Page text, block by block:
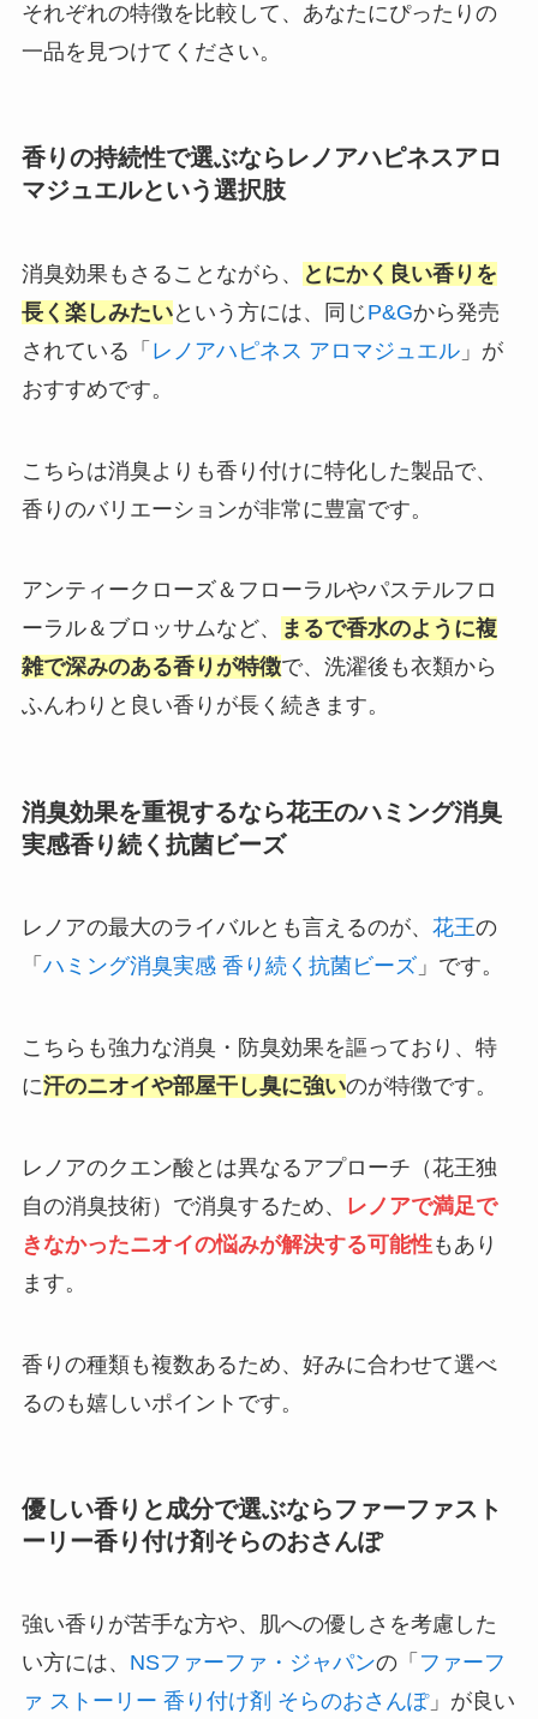
それぞれの特徴を比較して、あなたにぴったりの
一品を見つけてください。
香りの持続性で選ぶならレノアハピネスアロ
マジュエルという選択肢
消臭効果もさることながら、
とにかく良い香りを
長く楽しみたいという方には、同じP&Gから発売
されている「 レノアハピネス アロマジュエル」が
おすすめです。
こちらは消臭よりも香り付けに特化した製品で、
香りのバリエーションが非常に豊富です。
アンティークローズ＆フローラルやパステルフロ
ーラル＆ブロッサムなど、
まるで香水のように複
雑で深みのある香りが特徴で、洗濯後も衣類から
ふんわりと良い香りが長く続きます。
消臭効果を重視するなら花王のハミング消臭
実感香り続く抗菌ビーズ
レノアの最大のライバルとも言えるのが、 花王の
「 ハミング消臭実感 香り続く抗菌ビーズ」です。
こちらも強力な消臭・防臭効果を謳っており、特
に汗のニオイや部屋干し臭に強いのが特徴です。
レノアのクエン酸とは異なるアプローチ（花王独
自の消臭技術）で消臭するため、
レノアで満足で
きなかったニオイの悩みが解決する可能性もあり
ます。
香りの種類も複数あるため、好みに合わせて選べ
るのも嬉しいポイントです。
優しい香りと成分で選ぶならファーファスト
ーリー香り付け剤そらのおさんぽ
強い香りが苦手な方や、肌への優しさを考慮した
い方には、 NSファーファ・ジャパンの「 ファーフ
ァ ストーリー 香り付け剤 そらのおさんぽ」が良い